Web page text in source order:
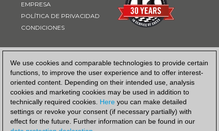
We use cookies and comparable technologies to provide certain
functions, to improve the user experience and to offer interest-
oriented content. Depending on their intended use, analysis
cookies and marketing cookies may be used in addition to
technically required cookies. Here you can make detailed
settings or revoke your consent (if necessary partially) with
effect for the future. Further information can be found in our
EMPRESA
POLÍTICA DE PRIVACIDAD
CONDICIONES
FORMA DE PAGO